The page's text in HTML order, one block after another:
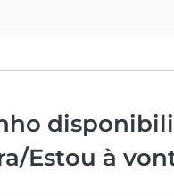
Estou à